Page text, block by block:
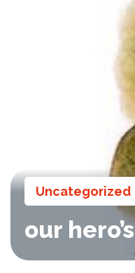
Uncategorized
our hero’s